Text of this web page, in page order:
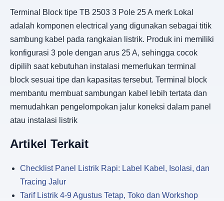
Terminal Block tipe TB 2503 3 Pole 25 A merk Lokal
adalah komponen electrical yang digunakan sebagai titik
sambung kabel pada rangkaian listrik. Produk ini memiliki
konfigurasi 3 pole dengan arus 25 A, sehingga cocok
dipilih saat kebutuhan instalasi memerlukan terminal
block sesuai tipe dan kapasitas tersebut. Terminal block
membantu membuat sambungan kabel lebih tertata dan
memudahkan pengelompokan jalur koneksi dalam panel
atau instalasi listrik
Artikel Terkait
Checklist Panel Listrik Rapi: Label Kabel, Isolasi, dan
Tracing Jalur
Tarif Listrik 4-9 Agustus Tetap, Toko dan Workshop